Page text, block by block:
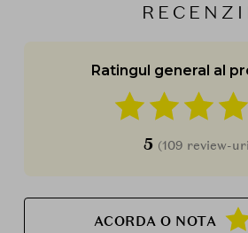
Ratingul general al
5 (109 review-
ACORDA O NOTA